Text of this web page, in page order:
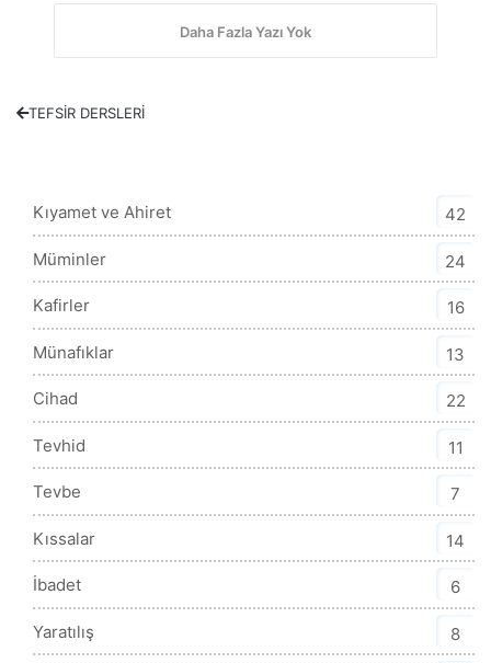
Daha Fazla Yazı Yok
TEFSİR DERSLERİ
Kıyamet ve Ahiret 42
Müminler 24
Kafirler 16
Münafıklar 13
Cihad 22
Tevhid 11
Tevbe 7
Kıssalar 14
İbadet 6
Yaratılış 8